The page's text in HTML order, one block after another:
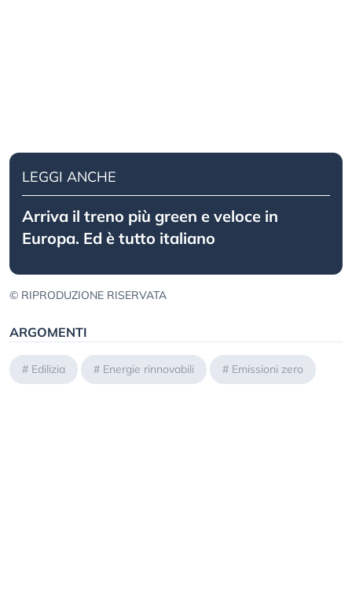
LEGGI ANCHE
Arriva il treno più green e veloce in
Europa. Ed è tutto italiano
© RIPRODUZIONE RISERVATA
ARGOMENTI
# Edilizia # Energie rinnovabili # Emissioni zero